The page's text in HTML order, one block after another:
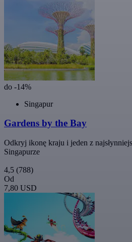
do -14%
Singapur
Gardens by the Bay
Odkryj ikonę kraju i jeden z
Singapurze
4,5 (788)
Od
7,80 USD